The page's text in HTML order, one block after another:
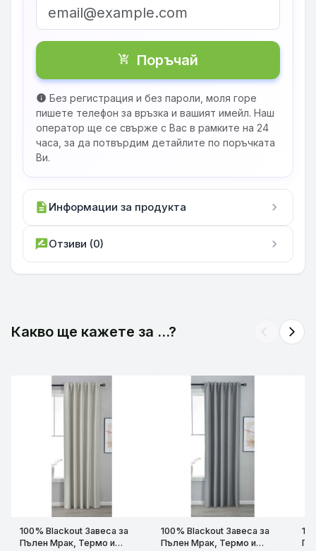
shopping_cart_checkout Поръчай
info Без регистрация и без пароли, моля горе
пишете телефон за връзка и вашият имейл. Наш
оператор ще се свърже с Вас в рамките на 24
часа, за да потвърдим детайлите по поръчката
Ви.
description Информации за продукта chevron_right
rate_reviewОтзиви (0) chevron_right
Какво ще кажете за ...? arrow_back_ios arrow_forward_ios
100% Blackout Завеса за
Пълен Мрак, Термо и
100% Blackout Завеса за
Пълен Мрак, Термо и